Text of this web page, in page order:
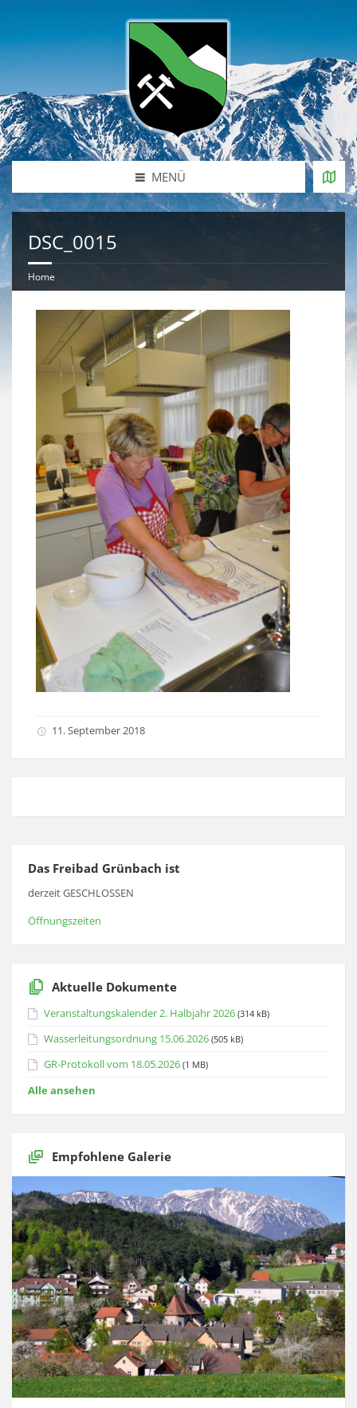
MENÜ
DSC_0015
Home
11. September 2018
Das Freibad Grünbach ist
derzeit GESCHLOSSEN
Öffnungszeiten
Aktuelle Dokumente
Veranstaltungskalender 2. Halbjahr 2026 (314 kB)
Wasserleitungsordnung 15.06.2026 (505 kB)
GR-Protokoll vom 18.05.2026 (1 MB)
Alle ansehen
Empfohlene Galerie